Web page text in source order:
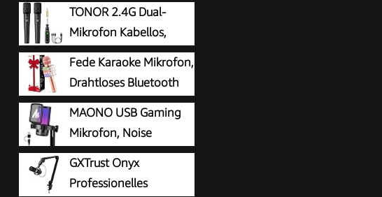
TONOR 2.4G Dual-
Mikrofon Kabellos,
Wiederaufladbares
Funkmikro Set, TW-220
Fede Karaoke Mikrofon,
Drahtloses Bluetooth
Mikrofon für Kinder,
Lustige Geschenke Spielzeug für
Teenager Mädchen Jungen,
Tragbares KTV Lautsprecher
Recorder für Smartphone PC
MAONO USB Gaming
Mikrofon, Noise
Cancellation
Kondensator Microphone mit
Mute, Gain, Monitoring, Pop-
GXTrust Onyx
Professionelles